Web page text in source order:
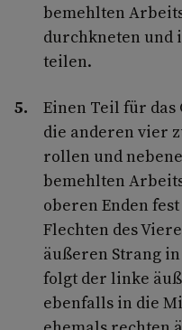
bemehlten
durchkneten und
teilen.
Einen Teil für
die anderen vier
rollen und
bemehlten
oberen Enden
Flechten des
äußeren Strang
folgt der linke
ebenfalls in die